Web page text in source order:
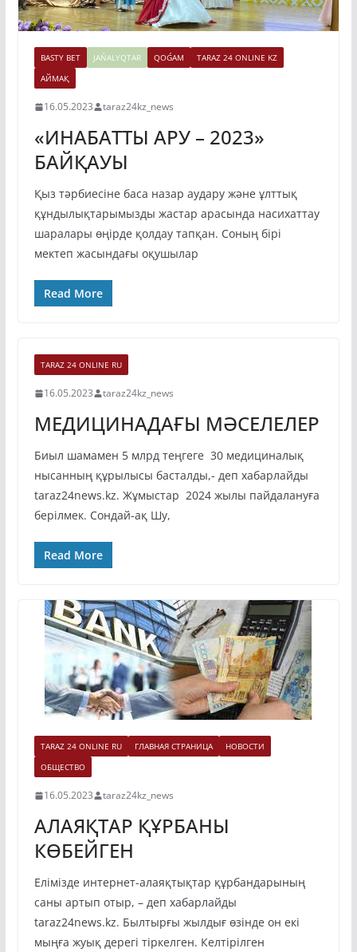
BASTY BET JAŃALYQTAR QOǴAM
TARAZ 24 ONLINE KZ
АЙМАҚ
16.05.2023 taraz24kz_news
«ИНАБАТТЫ АРУ – 2023»
БАЙҚАУЫ
Қыз тәрбиесіне баса назар аудару және ұлттық
құндылықтарымызды жастар арасында насихаттау
шаралары өңірде қолдау тапқан. Соның бірі
мектеп жасындағы оқушылар
Read More
TARAZ 24 ONLINE RU
16.05.2023 taraz24kz_news
МЕДИЦИНАДАҒЫ МӘСЕЛЕЛЕР
Биыл шамамен 5 млрд теңгеге 30 медициналық
нысанның құрылысы басталды,- деп хабарлайды
taraz24news.kz. Жұмыстар 2024 жылы пайдалануға
берілмек. Сондай-ақ Шу,
Read More
TARAZ 24 ONLINE RU ГЛАВНАЯ СТРАНИЦА
НОВОСТИ
ОБЩЕСТВО
16.05.2023 taraz24kz_news
АЛАЯҚТАР ҚҰРБАНЫ
КӨБЕЙГЕН
Елімізде интернет-алаяқтықтар құрбандарының
саны артып отыр, – деп хабарлайды
taraz24news.kz. Былтырғы жылдығ өзінде он екі
мыңға жуық дерегі тіркелген. Келтірілген